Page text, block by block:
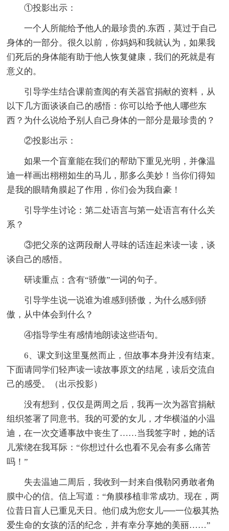
①投影出示：
一个人所能给予他人的最珍贵的.东西，莫过于自己
身体的一部分。很久以前，你妈妈和我就认为，如果我
们死后的身体能有助于他人恢复健康，我们的死就是有
意义的。
引导学生结合课前查阅的有关器官捐献的资料，从
以下几方面谈谈自己的感悟：你可以给予他人哪些东
西？为什么说给予别人自己身体的一部分是最珍贵的？
②投影出示：
如果一个盲童能在我们的帮助下重见光明，并像温
迪一样画出栩栩如生的马儿，那多么美妙！当你们得知
是我的眼睛角膜起了作用，你们会为我自豪！
引导学生讨论：第二处语言与第一处语言有什么关
系？
③把父亲的这两段耐人寻味的话连起来读一读，谈
谈自己的感悟。
研读重点：含有“骄傲”一词的句子。
引导学生说一说谁为谁感到骄傲，为什么感到骄
傲，从中体会到什么？
④指导学生有感情地朗读这些语句。
6、课文到这里戛然而止，但故事本身并没有结束。
下面请同学们轻声读一读故事原文的结尾，读后交流自
己的感受。（出示投影）
没有想到，仅仅是两周之后，我再一次为器官捐献
组织签署了同意书。我的可爱的女儿，才华横溢的小温
迪，在一次交通事故中丧生了……当我签字时，她的话
儿萦绕在我耳际：“你想过什么也看不见会有多么痛苦
吗！”
失去温迪二周后，我收到一封来自俄勒冈勇敢者角
膜中心的信。信上写道：“角膜移植非常成功。现在，两
位昔日盲人已重见天日。他们成为您女儿──一位极其热
爱生命的女孩的活的纪念，并有幸分享她的美丽……”